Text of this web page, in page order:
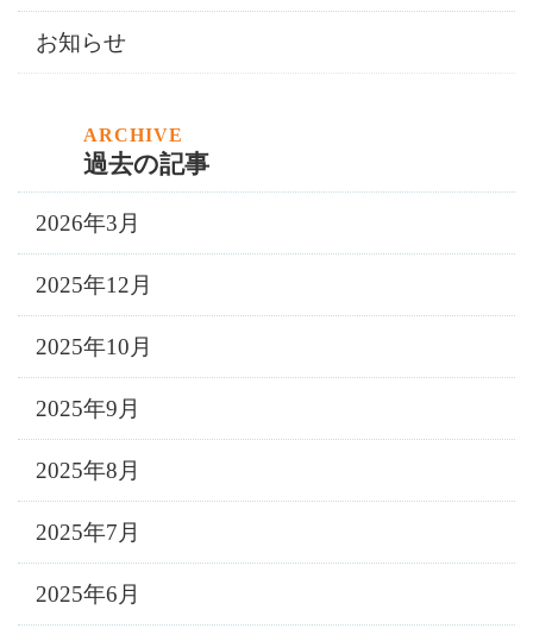
お知らせ
過去の記事
2026年3月
2025年12月
2025年10月
2025年9月
2025年8月
2025年7月
2025年6月